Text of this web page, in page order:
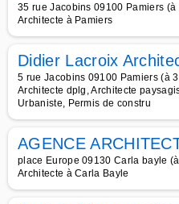
35 rue Jacobins 09100 Pamiers
Architecte à Pamiers
Didier Lacroix
5 rue Jacobins 09100 Pamiers (à
Architecte dplg, Architecte
Urbaniste, Permis de constru
AGENCE
place Europe 09130 Carla bayle
Architecte à Carla Bayle